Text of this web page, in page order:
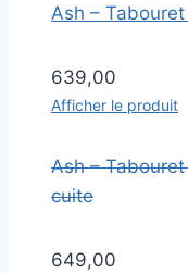
Ash –
639,00
Afficher le produit
Ash –
cuite
649,00